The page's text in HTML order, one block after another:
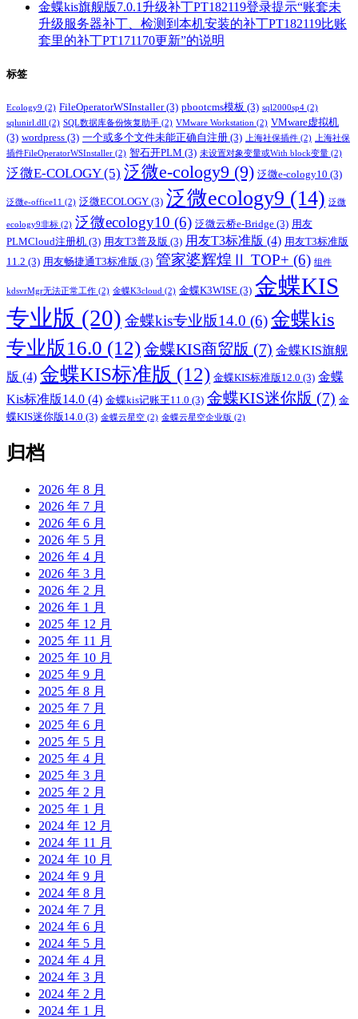
金蝶kis旗舰版7.0.1升级补丁PT182119登录提示“账套未
升级服务器补丁、检测到本机安装的补丁PT182119比账
套里的补丁PT171170更新”的说明
标签
Ecology9 (2) FileOperatorWSInstaller(3) pbootcms模板 (3) sql2000sp4 (2)
sqlunirl.dll (2) SQL数据库备份恢复助手 (2) VMware Workstation (2) VMware虚拟机
(3) wordpress (3) 一个或多个文件未能正确自注册 (3) 上海社保插件 (2)
上海社保
插件FileOperatorWSInstaller (2) 智石开PLM (3) 未设置对象变量或With block变量 (2)
泛微E-COLOGY(5) 泛微e-cology9 (9) 泛微e-cology10 (3)
泛微e-office11 (2) 泛微ECOLOGY (3) 泛微ecology9 (14) 泛微
ecology9非标 (2) 泛微ecology10 (6) 泛微云桥e-Bridge (3) 用友
PLMCloud注册机 (3) 用友T3普及版 (3) 用友T3标准版 (4) 用友T3标准版
11.2 (3) 用友畅捷通T3标准版 (3) 管家婆辉煌Ⅱ TOP+ (6) 组件
kdsvrMgr无法正常工作 (2) 金蝶K3cloud (2) 金蝶K3WISE (3) 金蝶KIS
专业版 (20) 金蝶kis专业版14.0 (6)金蝶kis
专业版16.0 (12)金蝶KIS商贸版 (7) 金蝶KIS旗舰
版 (4) 金蝶KIS标准版 (12) 金蝶KIS标准版12.0 (3) 金蝶
Kis标准版14.0 (4) 金蝶kis记账王11.0 (3) 金蝶KIS迷你版 (7) 金
蝶KIS迷你版14.0 (3) 金蝶云星空 (2) 金蝶云星空企业版 (2)
归档
2026 年 8 月
2026 年 7 月
2026 年 6 月
2026 年 5 月
2026 年 4 月
2026 年 3 月
2026 年 2 月
2026 年 1 月
2025 年 12 月
2025 年 11 月
2025 年 10 月
2025 年 9 月
2025 年 8 月
2025 年 7 月
2025 年 6 月
2025 年 5 月
2025 年 4 月
2025 年 3 月
2025 年 2 月
2025 年 1 月
2024 年 12 月
2024 年 11 月
2024 年 10 月
2024 年 9 月
2024 年 8 月
2024 年 7 月
2024 年 6 月
2024 年 5 月
2024 年 4 月
2024 年 3 月
2024 年 2 月
2024 年 1 月